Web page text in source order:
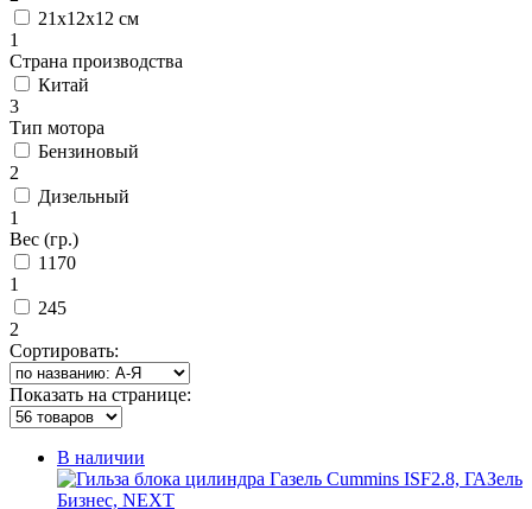
21х12х12 см
1
Страна производства
Китай
3
Тип мотора
Бензиновый
2
Дизельный
1
Вес (гр.)
1170
1
245
2
Сортировать:
Показать на странице:
В наличии